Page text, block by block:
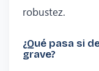
robustez.
¿Qué pasa si
grave?